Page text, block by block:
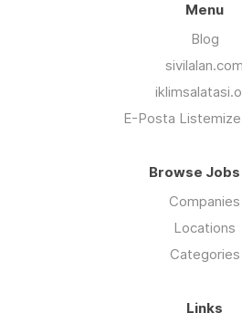
Menu
Blog
sivilalan.com
E-Posta Listemize
Browse Jobs
Companies
Locations
Categories
Links